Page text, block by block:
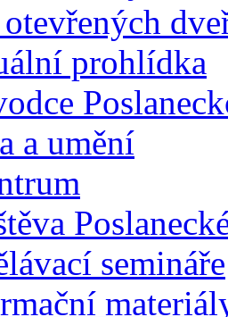
prohlídka
a umění
semináře